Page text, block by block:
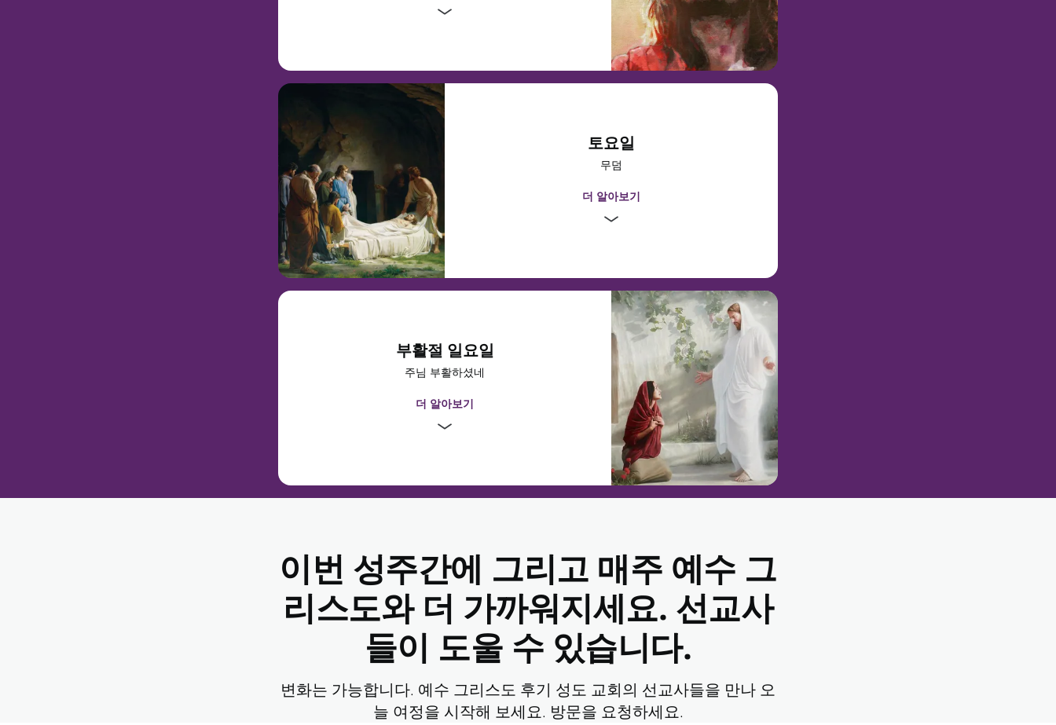
시청하기
나사로가 죽음에서 일어나다
최후의 만찬이라고도 불리는 이 식사가 끝난 후에 예수님은 사도들에게 당신을 따라 밤새도록 겟세마네
라는 조용한 동산으로 가도록 명하셨습니다. 함께 깨어 있으라고 하신 주님의 말씀에도 불구하고 지친
제자들은 잠이 들었습니다. 예수님은 홀로 기도하기 시작하셨고 곧 무한한 고통에 휩싸이셨습니다. 그
동산에서 그분은 세상의 죄와 고통을 스스로 짊어지는 과정을 시작하셨습니다. 그것은 다음 날 골고다
그날 밤늦게 가룟 유다는 그 지방의 관헌들에게 구주를 팔았고, 그들은 예수님을 체포하여 대제사장인
가야바의 집으로 데려갔습니다. 그곳에서 예수님은 다음 날 아침까지 재판을 기다리셨습니다.
읽고 숙고한다
예수님은 우리가 항상 그분과 그분의 희생을 기억할 수 있도록 성
찬을 제정하셨습니다. 어떻게 하면 매일 그분을 기리고 기억할 수
있을까요?
누가복음 22:14–20, 39-54
일방적으로 진행된 일련의 재판 끝에 예수 그리스도는 십자가형을 선고받았습니다. 로마 군인들은 예수
님을 조롱하고 채찍질하며 십자가에 못 박았습니다. 그러나 예수 그리스도께서는 그들을 정죄하는 대
신, 아버지께 이렇게 간청하셨습니다. “저들을 사하여 주옵소서. 자기들이 하는 것을 알지 못함이니이
다.”(누가복음 23:34). 당신의 삶에서 가장 암울한 순간에도 예수님은 사랑과 구속에 관해 말씀하셨습니
다. 예수님은 숨을 거두는 순간 아버지께 이렇게 말씀하셨습니다. “다 이루었다.”(요한복음 19:30) 다음
과 같은 예상 밖의 간증이 로마의 한 백부장과 그와 함께하던 자들에게서 나왔습니다. “이는 진실로 하
나님의 아들이었도다.”(마태복음 27:54) 그 깨달음은 오늘날에도 그때만큼 경외감을 불러일으킵니다.
읽고 숙고한다
예수 그리스도는 용서의 궁극적인 모범이십니다. 어떻게 하면 여
러분의 삶에서 여러분 자신과 다른 사람들을 더 용서할 수 있을까
토요일
무덤
더 알아보기
예수 그리스도를 따르던 이들이 그분이 돌아가신 다음 날에 느꼈을 고뇌를 상상하기란 쉽지 않습니다.
전날 밤, 그분의 시신은 곱게 채비되어 동산 무덤에 안치되었습니다. 이제 그들은 그분 없이 덩그러니
남겨졌고 앞으로 어떻게 계속 살아갈지 알아내야 했습니다. 그분의 죽음이 그들에게서 무언가를 앗아간
것은 거의 확실하지만, 그들이 잃은 것은 그분이 살아 계신 동안 주신 모든 것에 비하면 아무것도 아니
었습니다. 그들이 이해하든 못하든, 예수 그리스도는 그분을 따르는 모든 사람을 위해 우리가 맞닥뜨릴
수 있는 어떤 어둠보다 더 밝게 빛나는 희망으로 밝혀진 새로운 길을 내셨습니다.
읽고 숙고한다
요한복음 14:15–16, 26–27
마태복음 27:62–66
요한복음 14:26–27
시청하기
부활절 일요일
주님 부활하셨네
더 알아보기
이른 아침, 예수님의 친구이자 그분을 따르던 무리 중 한 사람인 막달라 마리아가 예수 그리스도의 시신
을 돌보기 위해 무덤으로 왔습니다. 놀랍게도 그녀는 무덤이 비어 있는 것을 발견했습니다. 나중에 그녀
가 무덤 밖에서 울고 있을 때 한 남자가 그녀에게 말을 걸자 마리아는 그가 동산지기인 줄 알았습니다.
그러나 그때 그분이 그녀에게 “마리아야”라고 하셨습니다. 그리고 그녀는 보았습니다. 그분은 다시 살아
나신 예수 그리스도였습니다. 그 사실은 너무 놀라워서 마음속에 차마 담아둘 수가 없었습니다. 그녀는
신앙을 품고 다른 사람들에게 그 소식을 알리기 위해 기쁨에 차 달려갔습니다.
그 간증은 오늘날에도 여전히 사람들을 앞으로 나아가게 하는 간증입니다. 여러분도 그녀가 그랬던 것
처럼 예수 그리스도께서 살아 계신다는 것을 알 수 있습니다. 그분 덕분에 모든 사람이 다시 살게 될 것
입니다. 우리가 그리스도를 따른다면, 이생에서는 참된 행복을 찾을 수 있고 장차 올 세상에서는 영원한
기쁨을 고대할 수 있습니다.
이번 성주간에 그리고 매주 예수 그
리스도와 더 가까워지세요. 선교사
들이 도울 수 있습니다.
변화는 가능합니다. 예수 그리스도 후기 성도 교회의 ​​선교사들을 만나 오
늘 여정을 시작해 보세요. 방문을 요청하세요.